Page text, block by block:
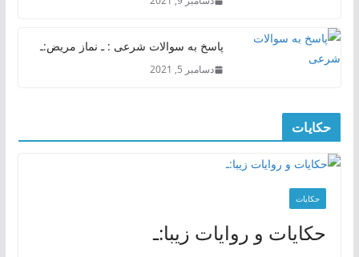
پاسخ به سوالات شرعی : ـ نماز مریض:ـ
دسامبر 5, 2021
حکایات
حکایات
حکایات و روایات زیبا:ـ